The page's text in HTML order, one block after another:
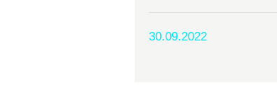
30.09.2022